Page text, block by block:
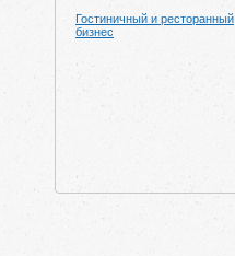
Гостиничный и ресторанный
бизнес